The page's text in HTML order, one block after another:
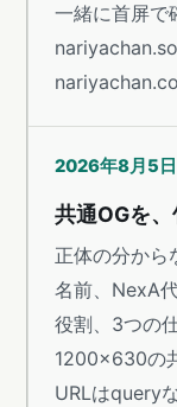
一緒に首屏で
2026年8月5日
共通OGを
正体の分から
名前、NexA
役割、3つの
1200×630の
URLはquery